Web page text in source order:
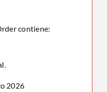
contiene:
2026